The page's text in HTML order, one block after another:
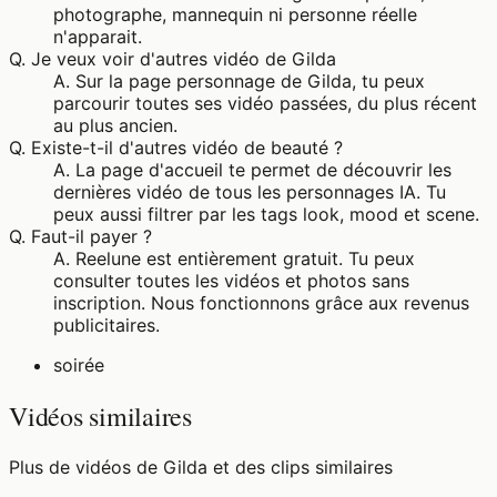
photographe, mannequin ni personne réelle
n'apparait.
Q. Je veux voir d'autres vidéo de Gilda
A. Sur la page personnage de Gilda, tu peux
parcourir toutes ses vidéo passées, du plus récent
au plus ancien.
Q. Existe-t-il d'autres vidéo de beauté ?
A. La page d'accueil te permet de découvrir les
dernières vidéo de tous les personnages IA. Tu
peux aussi filtrer par les tags look, mood et scene.
Q. Faut-il payer ?
A. Reelune est entièrement gratuit. Tu peux
consulter toutes les vidéos et photos sans
inscription. Nous fonctionnons grâce aux revenus
publicitaires.
soirée
Vidéos similaires
Plus de vidéos de Gilda et des clips similaires